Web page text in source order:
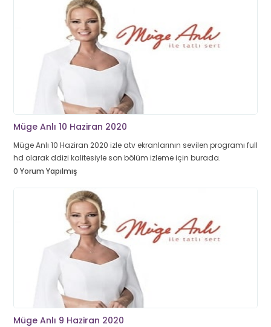
Müge Anlı 10 Haziran 2020
Müge Anlı 10 Haziran 2020 izle atv ekranlarının sevilen programı full
hd olarak ddizi kalitesiyle son bölüm izleme için burada.
0 Yorum Yapılmış
Müge Anlı 9 Haziran 2020